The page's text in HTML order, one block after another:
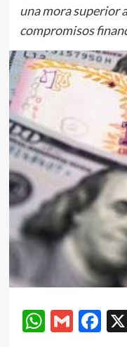
una mora superior
compromisos